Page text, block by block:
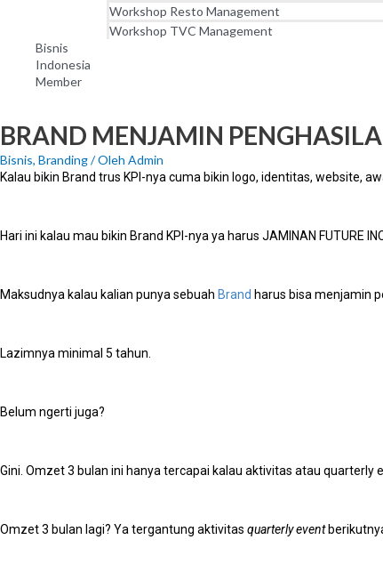
Workshop Resto Management
Workshop TVC Management
Bisnis
Indonesia
Member
BRAND MENJAMIN
Bisnis, Branding/ Oleh Admin
Kalau bikin Brand trus KPI-nya cuma bikin logo, identitas, website,
Hari ini kalau mau bikin Brand KPI-nya ya harus JAMINAN FUTURE
Maksudnya kalau kalian punya sebuah Brand harus bisa menjamin
Lazimnya minimal 5 tahun.
Belum ngerti juga?
Gini. Omzet 3 bulan ini hanya tercapai kalau aktivitas atau quarterly
Omzet 3 bulan lagi? Ya tergantung aktivitas quarterly event